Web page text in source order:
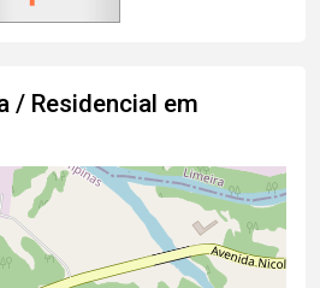
/ Residencial em